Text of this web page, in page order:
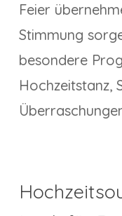
Feier
Stimmung
besondere
Hochzeitstanz,